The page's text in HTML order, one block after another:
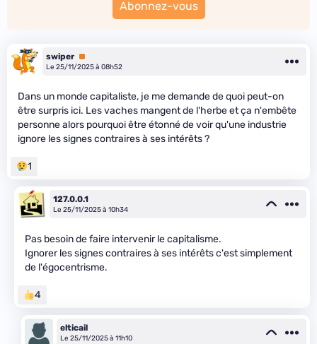
Abonnez-vous
swiper Premium
Le 25/11/2025 à 08h52
Dans un monde capitaliste, je me demande de quoi peut-on
être surpris ici. Les vaches mangent de l'herbe et ça n'embête
personne alors pourquoi être étonné de voir qu'une industrie
ignore les signes contraires à ses intérêts ?
1
127.0.0.1
Le 25/11/2025 à 10h34
Pas besoin de faire intervenir le capitalisme.
Ignorer les signes contraires à ses intérêts c'est simplement
de l'égocentrisme.
4
elticail
Le 25/11/2025 à 11h10